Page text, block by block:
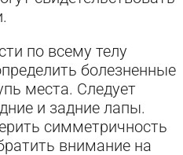
по всему телу
болезненные
места. Следует
и задние лапы.
симметричность
внимание на